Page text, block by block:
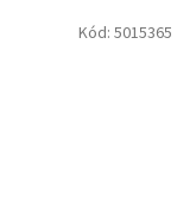
Kód: 5015365